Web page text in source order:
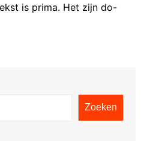
is prima. Het zijn do-
Zoeken